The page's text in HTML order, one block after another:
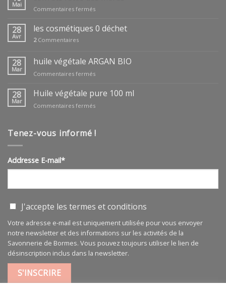
Mai
Commentaires ferméssur
fêtes
des
28
Avr
les cosmétiques 0 déchet
2Commentaires
28
Mar
huile végétale ARGAN BIO
Commentaires ferméssur
végétale
ARGAN
BIO
28
Mar
Huile végétale pure 100 ml
Commentaires ferméssur
pure
Tenez-vous informé !
Addresse E-mail*
J'accepte les termes et conditions
Votre adresse e-mail est uniquement utilisée pour vous envoyer
notre newsletter et des informations sur les activités de la
Savonnerie de Bormes. Vous pouvez toujours utiliser le lien de
désinscription inclus dans la newsletter.